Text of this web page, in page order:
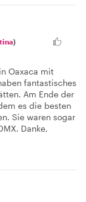
)
Oaxaca mit
fantastisches
Am Ende der
es die besten
Sie waren sogar
Danke,